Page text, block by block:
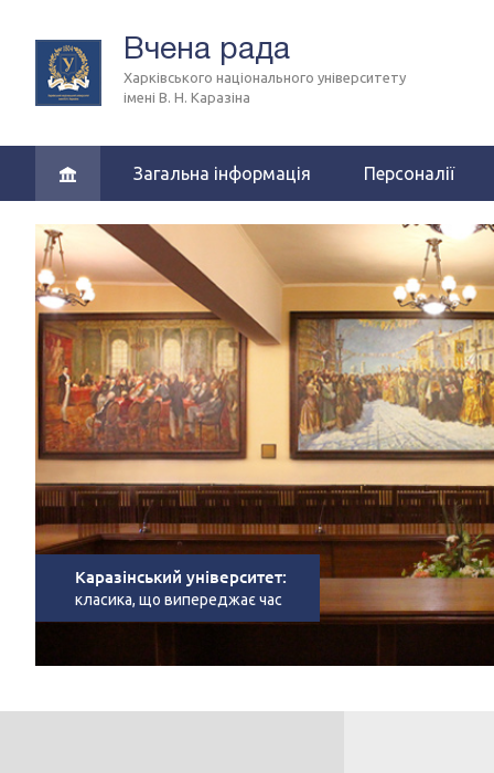
Вчена рада
Харківського національного університету
імені В. Н. Каразіна
Загальна інформація Персоналії
Каразінський університет:
класика, що випереджає час